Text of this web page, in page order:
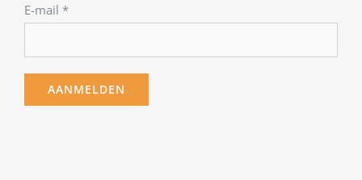
E-mail *